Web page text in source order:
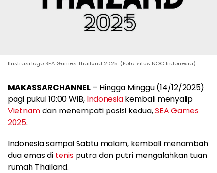
Ilustrasi logo SEA Games Thailand 2025. (Foto: situs NOC Indonesia)
MAKASSARCHANNEL – Hingga Minggu (14/12/2025)
pagi pukul 10:00 WIB, Indonesia kembali menyalip
Vietnamdan menempati posisi kedua,SEA Games
2025.
Indonesia sampai Sabtu malam, kembali menambah
dua emas di tenis putra dan putri mengalahkan tuan
rumah Thailand.